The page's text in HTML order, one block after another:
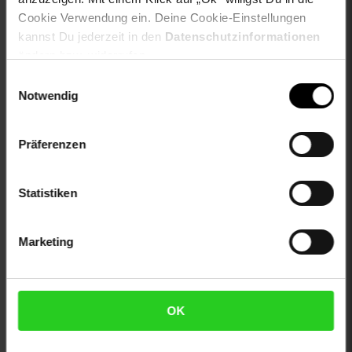
Cookie Verwendung ein. Deine Cookie-Einstellungen
kannst Du jederzeit in den Datenschutzinformationen
Notwendig
Präferenzen
Statistiken
Marketing
OK
Casualmode, Herbstmode, Frühlingsmode, Sportmode,
Wintermode, Weihnachten
otto-applikationen: Markenlabel, Druck, Brandlabel
innen
otto-optik: bedruckt, unifarben
proftextilpflege: Keine chemische Reinigung möglich
sleeve_material: 100% not_applicable
color: weiß